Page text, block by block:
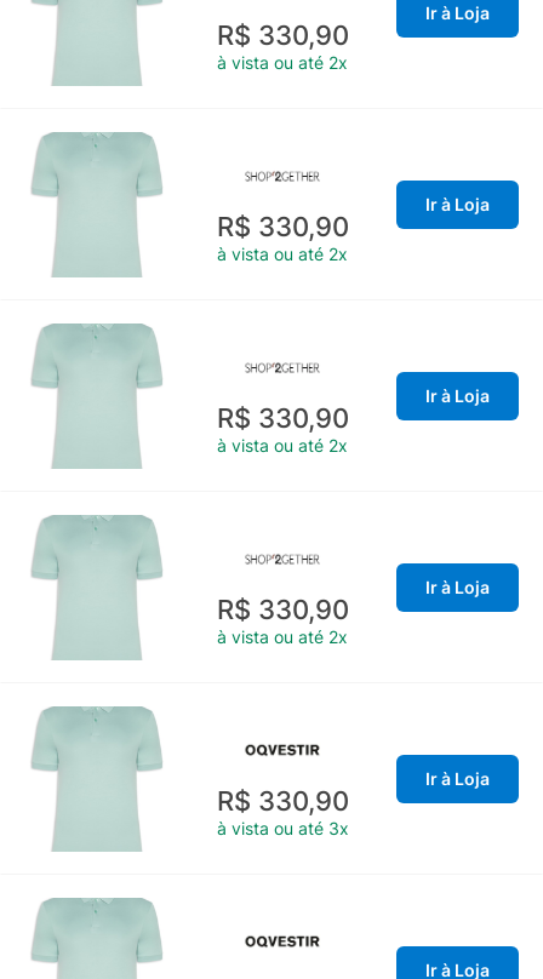
R$ 330,90
à vista ou até 2x
Ir à Loja
R$ 330,90
à vista ou até 2x
Ir à Loja
R$ 330,90
à vista ou até 2x
Ir à Loja
R$ 330,90
à vista ou até 2x
Ir à Loja
R$ 330,90
à vista ou até 3x
Ir à Loja
Ir à Loja